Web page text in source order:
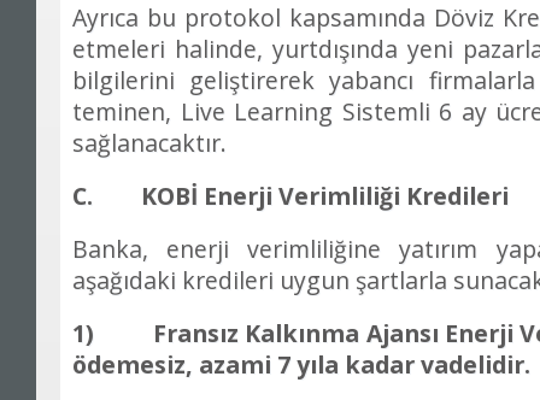
Ayrıca bu protokol kapsamında Döviz
etmeleri halinde, yurtdışında yeni
bilgilerini geliştirerek yabancı
teminen, Live Learning Sistemli 6 ay ü
sağlanacaktır.
C. KOBİ Enerji Verimliliği Kredileri
Banka, enerji verimliliğine yatırım
aşağıdaki kredileri uygun şartlarla
1) Fransız Kalkınma Ajansı Enerji
ödemesiz, azami 7 yıla kadar vadelidir.